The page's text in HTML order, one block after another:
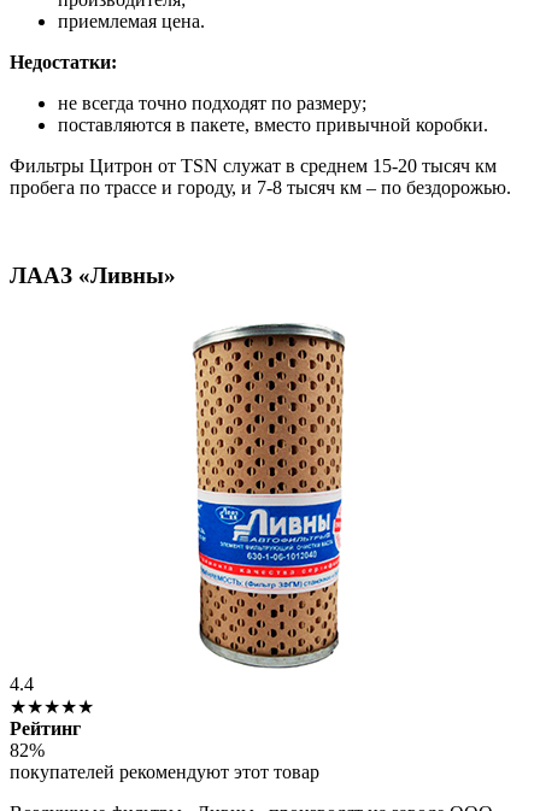
приемлемая цена.
Недостатки:
не всегда точно подходят по размеру;
поставляются в пакете, вместо привычной коробки.
Фильтры Цитрон от TSN служат в среднем 15-20 тысяч км
пробега по трассе и городу, и 7-8 тысяч км – по бездорожью.
ЛААЗ «Ливны»
4.4
★★★★★
Рейтинг
82%
покупателей рекомендуют этот товар